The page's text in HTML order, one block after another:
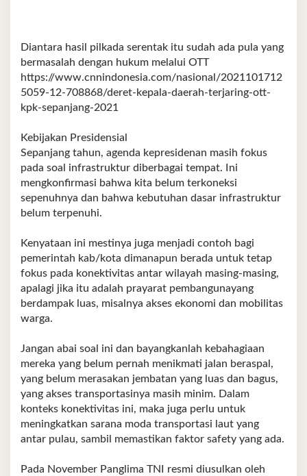
n
F
a
u
l
a
H
u
k
m
d
n
P
a
s
a
S
a
a
n
a
s
u
l
a
Diantara hasil pilkada serentak itu sudah ada pula yang
bermasalah dengan hukum melalui OTT
https://www.cnnindonesia.com/nasional/2021101712
5059-12-708868/deret-kepala-daerah-terjaring-ott-
kpk-sepanjang-2021
Kebijakan Presidensial
Sepanjang tahun, agenda kepresidenan masih fokus
pada soal infrastruktur diberbagai tempat. Ini
mengkonfirmasi bahwa kita belum terkoneksi
sepenuhnya dan bahwa kebutuhan dasar infrastruktur
belum terpenuhi.
Kenyataan ini mestinya juga menjadi contoh bagi
pemerintah kab/kota dimanapun berada untuk tetap
fokus pada konektivitas antar wilayah masing-masing,
apalagi jika itu adalah prayarat pembangunayang
berdampak luas, misalnya akses ekonomi dan mobilitas
warga.
Jangan abai soal ini dan bayangkanlah kebahagiaan
mereka yang belum pernah menikmati jalan beraspal,
yang belum merasakan jembatan yang luas dan bagus,
yang akses transportasinya masih minim. Dalam
konteks konektivitas ini, maka juga perlu untuk
meningkatkan sarana moda transportasi laut yang
antar pulau, sambil memastikan faktor safety yang ada.
Pada November Panglima TNI resmi diusulkan oleh